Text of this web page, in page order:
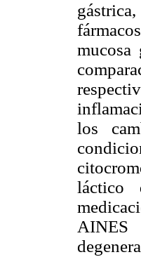
mucosa
los
láctico
AINES